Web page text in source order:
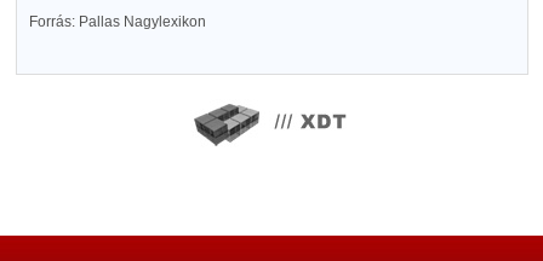
Forrás: Pallas Nagylexikon